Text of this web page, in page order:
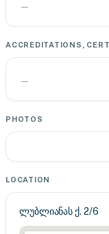
—
ACCREDITATIONS,
—
PHOTOS
LOCATION
ლუბლიანას ქ. 2/6